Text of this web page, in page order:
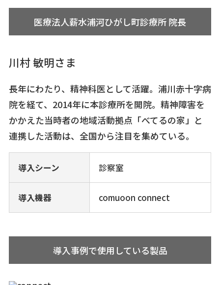
医療法人薪水浦河ひがし町診療所 院長
川村 敏明さま
長年にわたり、精神科医として活躍。浦川赤十字病
院を経て、2014年に本診療所を開院。精神障害を
かかえた当時者の地域活動拠点「べてるの家」と
連携した活動は、全国から注目を集めている。
導入シーン 診察室
導入機器 comuoon connect
導入事例で使用している製品